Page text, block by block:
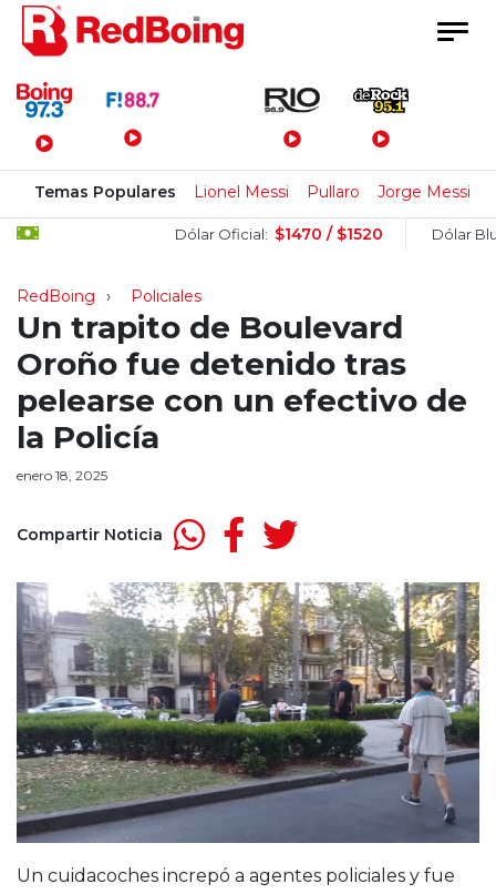
Menú Principal
Temas Populares Lionel Messi Pullaro Jorge Messi
Dólar Oficial: $1470 / $1520 Dólar Blue:
RedBoing Policiales
Un trapito de Boulevard
Oroño fue detenido tras
pelearse con un efectivo de
la Policía
enero 18, 2025
Compartir Noticia
Un cuidacoches increpó a agentes policiales y fue